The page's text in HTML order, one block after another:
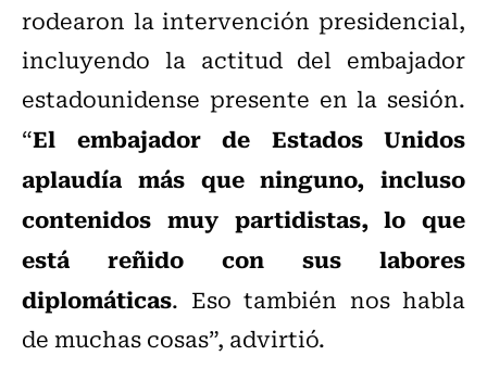
rodearon la intervención presidencial,
incluyendo la actitud del embajador
estadounidense presente en la sesión.
“El embajador de Estados Unidos
aplaudía más que ninguno, incluso
contenidos muy partidistas, lo que
está reñido con sus labores
diplomáticas. Eso también nos habla
de muchas cosas”, advirtió.